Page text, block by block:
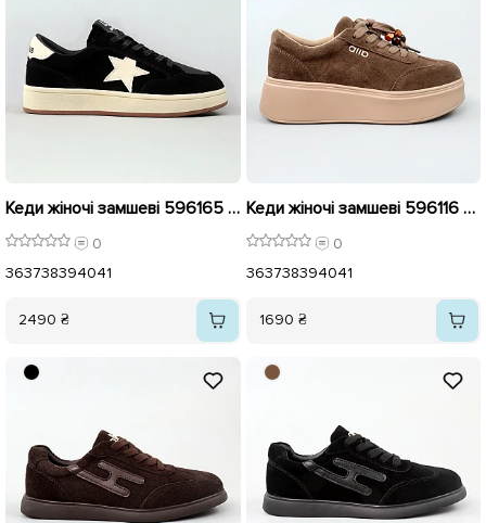
Кеди жіночі замшеві 596165 Чорні
0
363738394041
2490 ₴
Кеди жіночі замшеві 596116 Бежеві
0
363738394041
1690 ₴